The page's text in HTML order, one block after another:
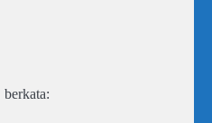
berkata: